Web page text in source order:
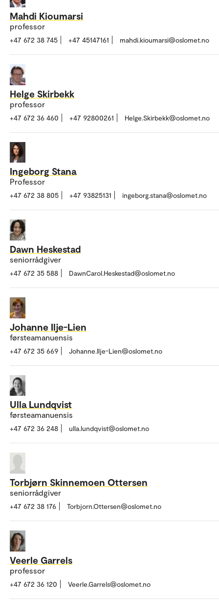
Mahdi Kioumarsi
professor
+47 672 38 745 +47 45147161 mahdi.kioumarsi@oslomet.no
Helge Skirbekk
professor
+47 672 36 460 +47 92800261 Helge.Skirbekk@oslomet.no
Ingeborg Stana
Professor
+47 672 38 805 +47 93825131 ingeborg.stana@oslomet.no
Dawn Heskestad
seniorrådgiver
+47 672 35 588 DawnCarol.Heskestad@oslomet.no
Johanne Ilje-Lien
førsteamanuensis
+47 672 35 669 Johanne.Ilje-Lien@oslomet.no
Ulla Lundqvist
førsteamanuensis
+47 672 36 248 ulla.lundqvist@oslomet.no
Torbjørn Skinnemoen Ottersen
seniorrådgiver
+47 672 38 176 Torbjorn.Ottersen@oslomet.no
Veerle Garrels
professor
+47 672 36 120 Veerle.Garrels@oslomet.no